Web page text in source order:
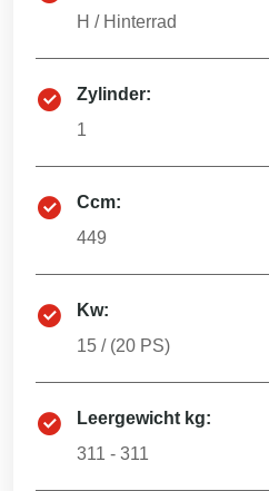
H / Hinterrad
Zylinder:
1
Ccm:
449
Kw:
15 / (20 PS)
Leergewicht kg:
311 - 311